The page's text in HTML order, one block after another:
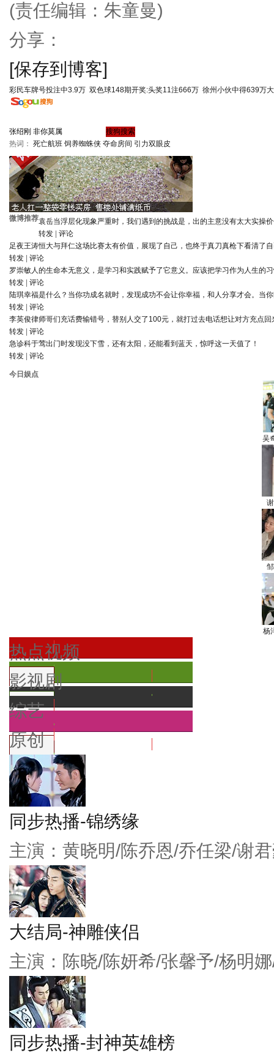
(责任编辑：朱童曼)
分享：
[保存到博客]
彩民车牌号投注中3.9万 双色球148期开奖:头奖11注666万 徐州小伙中得639万
热词： 死亡航班 饲养蜘蛛侠 夺命房间 引力双眼皮
微博推荐袁岳当浮层化现象严重时，我们遇到的挑战是，出的主意没有太大实操
转发
评论
足夜王涛恒大与拜仁这场比赛太有价值，展现了自己，也终于真刀真枪下看清了
转发
评论
罗崇敏人的生命本无意义，是学习和实践赋予了它意义。应该把学习作为人生的
转发
评论
陆琪幸福是什么？当你功成名就时，发现成功不会让你幸福，和人分享才会。当
转发
评论
李英俊律师哥们充话费输错号，替别人交了100元，就打过去电话想让对方充点
转发
评论
急诊科于莺出门时发现没下雪，还有太阳，还能看到蓝天，惊呼这一天值了！
转发
评论
今日娱点
吴
杨
热点视频
影视剧
综艺
原创
同步热播-锦绣缘
主演：黄晓明/陈乔恩/乔任梁/谢
大结局-神雕侠侣
主演：陈晓/陈妍希/张馨予/杨明
同步热播-封神英雄榜